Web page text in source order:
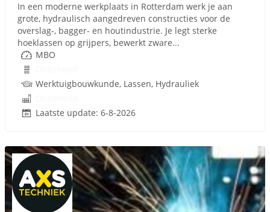
In een moderne werkplaats in Rotterdam werk je aan
grote, hydraulisch aangedreven constructies voor de
overslag-, bagger- en houtindustrie. Je legt sterke
hoeklassen op grijpers, bewerkt zware...
MBO
Werktuigbouwkunde, Lassen, Hydrauliek
Laatste update: 6-8-2026